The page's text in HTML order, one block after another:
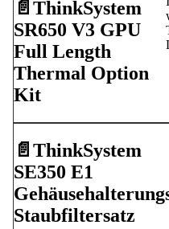
📄️ ThinkSystem
SR650 V3 GPU
Full Length
Thermal Option
Kit
📄️ ThinkSystem
SE350 E1
Staubfiltersatz